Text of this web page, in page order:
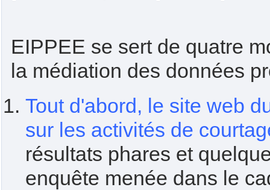
EIPPEE se sert de quatre
la médiation des données
Tout d'abord, le site web
sur les activités de
résultats phares et
enquête menée dans le